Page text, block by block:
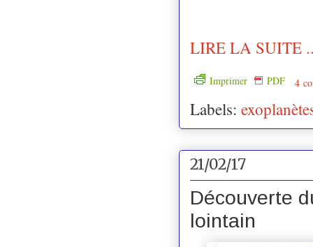
LIRE LA SUITE
Imprimer PDF 4
Labels:
21/02/17
Découverte
lointain